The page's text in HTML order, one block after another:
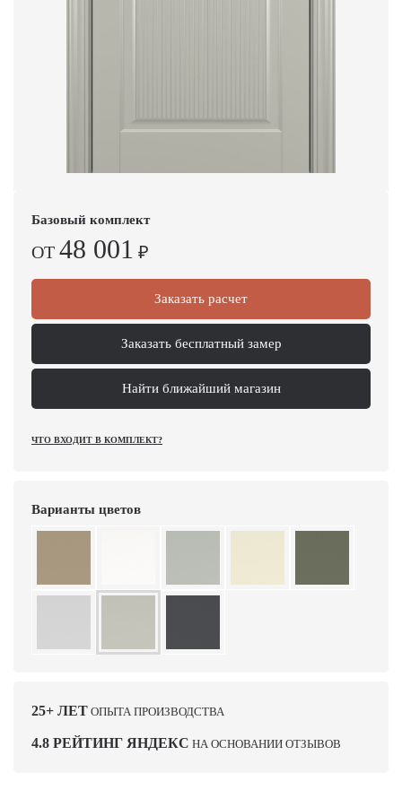
Базовый комплект
ОТ 48 001 ₽
Заказать расчет
Заказать бесплатный замер
Найти ближайший магазин
ЧТО ВХОДИТ В КОМПЛЕКТ?
Варианты цветов
25+ ЛЕТ ОПЫТА ПРОИЗВОДСТВА
4.8 РЕЙТИНГ ЯНДЕКС НА ОСНОВАНИИ ОТЗЫВОВ